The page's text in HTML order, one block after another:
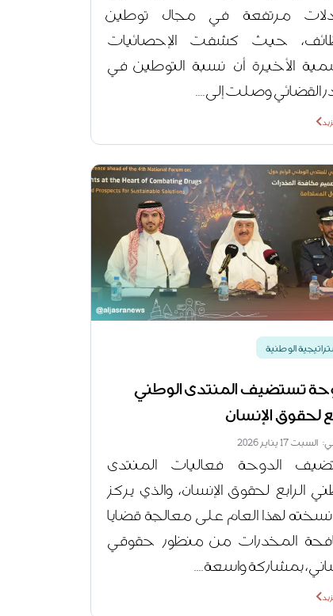
مرتفعة في مجال توطين
حيث كشفت الإحصائيات
الأخيرة أن نسبة التوطين في
القضائي وصلت إلى....
الوطنية
تستضيف المنتدى الوطني
لحقوق الإنسان
17 يناير 2026
الدوحة فعاليات المنتدى
الرابع لحقوق الإنسان، والذي يركز
لهذا العام على معالجة قضايا
المخدرات من منظور حقوقي
بمشاركة واسعة....